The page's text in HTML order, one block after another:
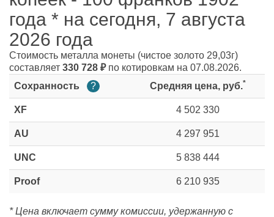
года * на сегодня, 7 августа
2026 года
Стоимость металла монеты (чистое золото 29,03г)
составляет 330 728 ₽по котировкам на 07.08.2026.
Сохранность
? Средняя цена, руб.*
XF 4 502 330
AU 4 297 951
UNC 5 838 444
Proof 6 210 935
* Цена включает сумму комиссии, удержанную с